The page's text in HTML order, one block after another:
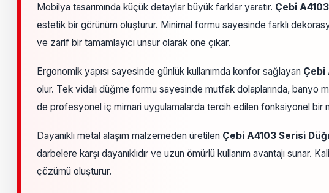
Mobilya tasarımında küçük detaylar büyük farklar yaratır. Çebi
estetik bir görünüm oluşturur. Minimal formu sayesinde farklı
ve zarif bir tamamlayıcı unsur olarak öne çıkar.
Ergonomik yapısı sayesinde günlük kullanımda konfor sağlayan Çebi
olur. Tek vidalı düğme formu sayesinde mutfak dolaplarında, banyo
de profesyonel iç mimari uygulamalarda tercih edilen fonksiyonel bir
Dayanıklı metal alaşım malzemeden üretilen Çebi A4103 Serisi
darbelere karşı dayanıklıdır ve uzun ömürlü kullanım avantajı
çözümü oluşturur.